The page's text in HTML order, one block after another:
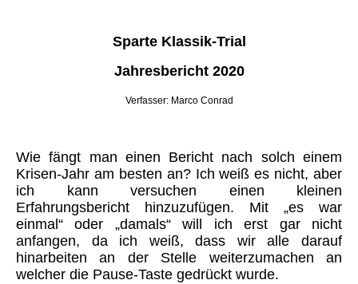
Sparte Klassik-Trial
Jahresbericht 2020
Verfasser: Marco Conrad
Wie fängt man einen Bericht nach solch einem
Krisen-Jahr am besten an? Ich weiß es nicht, aber
ich kann versuchen einen kleinen
Erfahrungsbericht hinzuzufügen. Mit „es war
einmal“ oder „damals“ will ich erst gar nicht
anfangen, da ich weiß, dass wir alle darauf
hinarbeiten an der Stelle weiterzumachen an
welcher die Pause-Taste gedrückt wurde.